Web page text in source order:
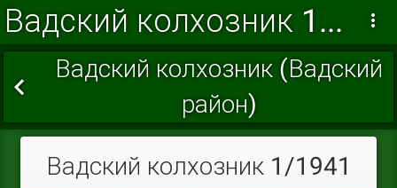
Вадский колхозник 1941 г.
Вадский колхозник (Вадский
район)
Вадский колхозник 1/1941